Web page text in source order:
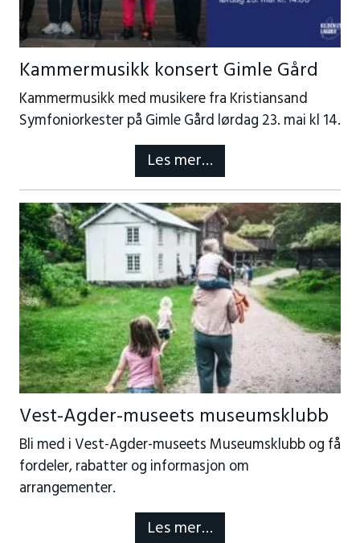
Kammermusikk konsert Gimle Gård
Kammermusikk med musikere fra Kristiansand
Symfoniorkester på Gimle Gård lørdag 23. mai kl 14.
Les mer…
Vest-Agder-museets museumsklubb
Bli med i Vest-Agder-museets Museumsklubb og få
fordeler, rabatter og informasjon om
arrangementer.
Les mer…